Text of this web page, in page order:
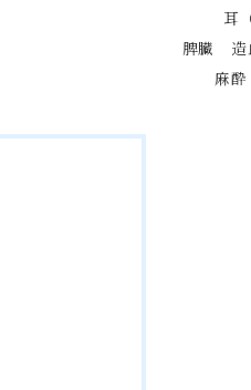
耳
脾臓 造
麻酔